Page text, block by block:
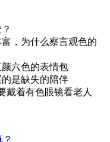
，为什么察言观色的
六色的表情包
是缺失的陪伴
着有色眼镜看老人